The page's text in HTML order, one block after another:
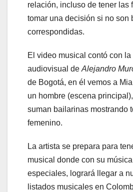
relación, incluso de tener las
tomar una decisión si no son
correspondidas.
El video musical contó con
audiovisual de Alejandro
de Bogotá, en él vemos a
un hombre (escena
suman bailarinas mostrando
femenino.
La artista se prepara para
musical donde con su
especiales, logrará llegar a
listados musicales en